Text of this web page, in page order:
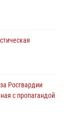
Росгвардии
с пропагандой